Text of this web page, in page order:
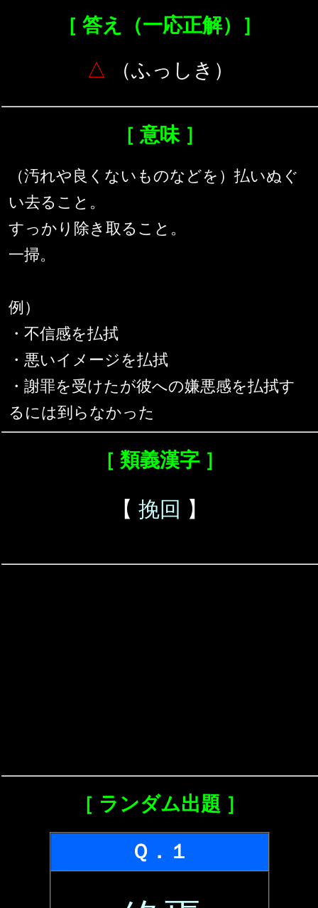
［ 答え（一応正解）］
△ （ふっしき）
［ 意味 ］
（汚れや良くないものなどを）払いぬぐ
い去ること。
すっかり除き取ること。
一掃。
例）
・不信感を払拭
・悪いイメージを払拭
・謝罪を受けたが彼への嫌悪感を払拭す
るには到らなかった
［ 類義漢字 ］
【 挽回 】
［ ランダム出題 ］
Ｑ．１